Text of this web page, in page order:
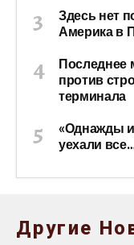
Здесь нет
Америка в
Последнее
против
терминала
«Однажды
уехали
Другие